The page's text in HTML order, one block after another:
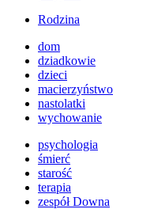
Rodzina
dom
dziadkowie
dzieci
macierzyństwo
nastolatki
wychowanie
psychologia
śmierć
starość
terapia
zespół Downa